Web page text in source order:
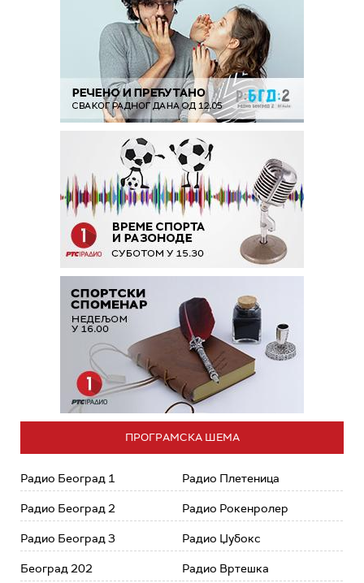
ПРОГРАМСКА ШЕМА
Радио Београд 1
Радио Београд 2
Радио Београд 3
Београд 202
Радио Плетеница
Радио Рокенролер
Радио Џубокс
Радио Вртешка